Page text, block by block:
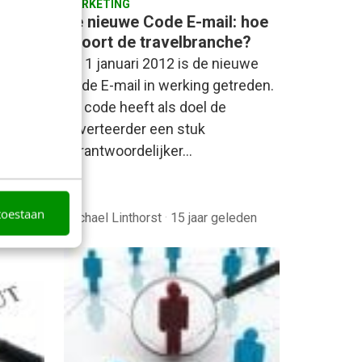
MARKETING
De nieuwe Code E-mail: hoe
scoort de travelbranche?
Op 1 januari 2012 is de nieuwe
Code E-mail in werking getreden.
De code heeft als doel de
adverteerder een stuk
verantwoordelijker…
Michael Linthorst · 15 jaar geleden